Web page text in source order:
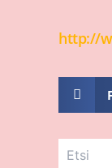
http://